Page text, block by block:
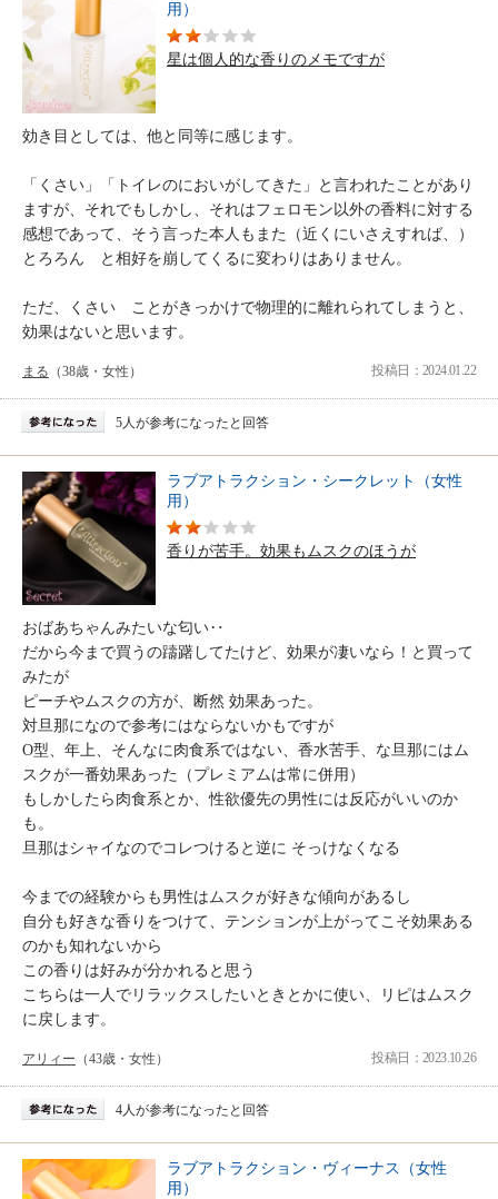
用）
星は個人的な香りのメモですが
効き目としては、他と同等に感じます。
「くさい」「トイレのにおいがしてきた」と言われたことがあり
ますが、それでもしかし、それはフェロモン以外の香料に対する
感想であって、そう言った本人もまた（近くにいさえすれば、）
とろろん と相好を崩してくるに変わりはありません。
ただ、くさい ことがきっかけで物理的に離れられてしまうと、
効果はないと思います。
まる （38歳・女性） 投稿日：2024.01.22
5人が参考になったと回答
ラブアトラクション・シークレット（女性
用）
香りが苦手。効果もムスクのほうが
おばあちゃんみたいな匂い‥
だから今まで買うの躊躇してたけど、効果が凄いなら！と買って
みたが
ピーチやムスクの方が、断然 効果あった。
対旦那になので参考にはならないかもですが
O型、年上、そんなに肉食系ではない、香水苦手、な旦那にはム
スクが一番効果あった（プレミアムは常に併用）
もしかしたら肉食系とか、性欲優先の男性には反応がいいのか
も。
旦那はシャイなのでコレつけると逆に そっけなくなる
今までの経験からも男性はムスクが好きな傾向があるし
自分も好きな香りをつけて、テンションが上がってこそ効果ある
のかも知れないから
この香りは好みが分かれると思う
こちらは一人でリラックスしたいときとかに使い、リピはムスク
に戻します。
アリィー （43歳・女性） 投稿日：2023.10.26
4人が参考になったと回答
ラブアトラクション・ヴィーナス（女性
用）